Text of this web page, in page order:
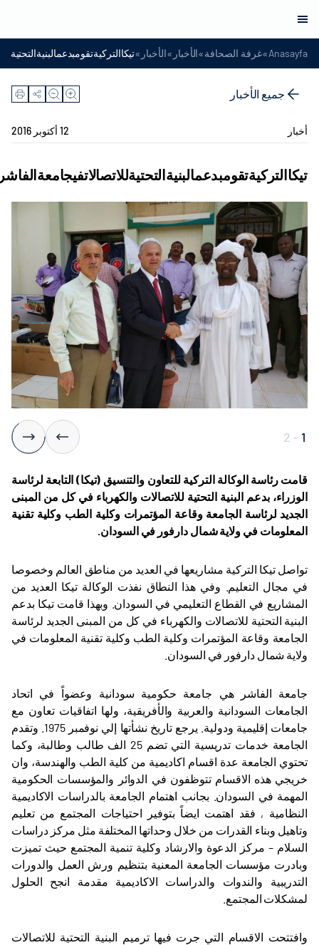
Anasayfa
»غرفة الصحافة»الأخبار »الأخبار »
جميع الأخبار
أخبار 12 أكتوبر 2016
1
-
2
قامت رئاسة الوكالة التركية للتعاون والتنسيق (تيكا) التابعة لرئاسة
الوزراء، بدعم البنية التحتية للاتصالات والكهرباء في كل من المبنى
الجديد لرئاسة الجامعة وقاعة المؤتمرات وكلية الطب وكلية تقنية
المعلومات في ولاية شمال دارفور في السودان.
تواصل تيكا التركية مشاريعها في العديد من مناطق العالم وخصوصا
في مجال التعليم. وفي هذا النطاق نفذت الوكالة تيكا العديد من
المشاريع في القطاع التعليمي في السودان. وبهذا قامت تيكا بدعم
البنية التحتية للاتصالات والكهرباء في كل من المبنى الجديد لرئاسة
الجامعة وقاعة المؤتمرات وكلية الطب وكلية تقنية المعلومات في
ولاية شمال دارفور في السودان.
جامعة الفاشر هي جامعة حكومية سودانية وعضواً في اتحاد
الجامعات السودانية والعربية والأفريقية، ولها اتفاقيات تعاون مع
جامعات إقليمية ودولية. يرجع تاريخ نشأتها إلي نوفمبر 1975. وتقدم
الجامعة خدمات تدريسية التي تضم 25 الف طالب وطالبة، وكما
تحتوي الجامعة عدة اقسام اكاديمية من كلية الطب والهندسة، وان
خريجي هذه الاقسام تتوظفون في الدوائر والمؤسسات الحكومية
المهمة في السودان. بجانب اهتمام الجامعة بالدراسات الاكاديمية
النظامية , فقد اهتمت ايضاً بتوفير احتياجات المجتمع من تعليم
وتاهيل وبناء القدرات من خلال وحداتها المختلفة مثل مركز دراسات
السلام – مركز الدعوة والارشاد وكلية تنمية المجتمع حيث تميزت
وبادرت مؤسسات الجامعة المعنية بتنظيم ورش العمل والدورات
التدريبية والندوات والدراسات الاكاديمية مقدمة انجح الحلول
لمشكلات المجتمع.
وافتتحت الاقسام التي جرت فيها ترميم البنية التحتية للاتصالات